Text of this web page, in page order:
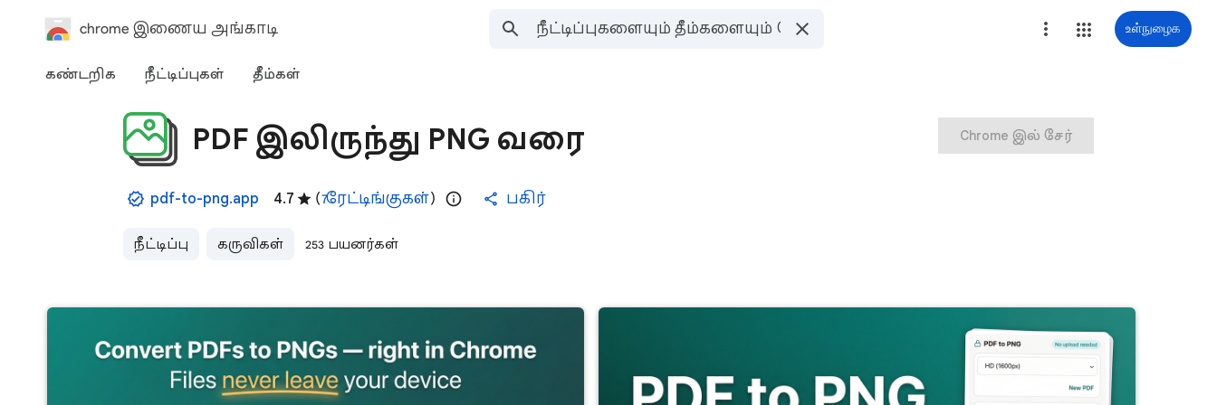
chrome இணைய அங்காடி உள்நுழைக
கண்டறிக நீட்டிப்புகள் தீம்கள்
PDF இலிருந்து PNG வரை
pdf-to-png.app 4.7 (7 ரேட்டிங்குகள்) பகிர்
நீட்டிப்பு கருவிகள் 253 பயனர்கள்
Chrome இல் சேர்